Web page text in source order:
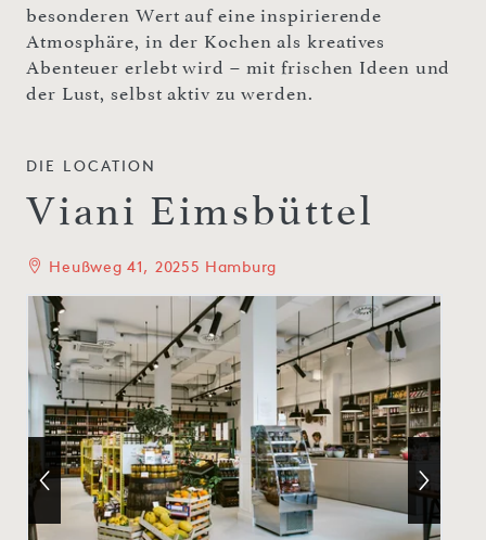
besonderen Wert auf eine inspirierende
Atmosphäre, in der Kochen als kreatives
Abenteuer erlebt wird – mit frischen Ideen und
der Lust, selbst aktiv zu werden.
DIE LOCATION
Viani Eimsbüttel
Heußweg 41, 20255 Hamburg